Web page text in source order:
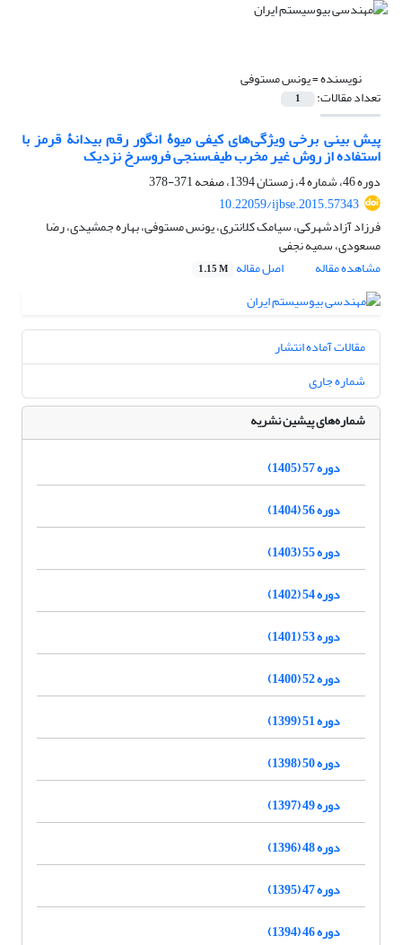
نویسنده =یونس مستوفی
تعداد مقالات: 1
پیش بینی برخی ویژگی‌های کیفی میوۀ انگور رقم بیدانۀ قرمز با
استفاده از روش غیر مخرب طیف‌سنجی فروسرخ نزدیک
دوره 46، شماره 4، زمستان 1394، صفحه
371-378
10.22059/ijbse.2015.57343
فرزاد آزادشهرکی، سیامک کلانتری، یونس مستوفی، بهاره جمشیدی، رضا
مسعودی، سمیه نجفی
مشاهده مقاله
اصل مقاله 1.15 M
مقالات آماده انتشار
شماره جاری
شماره‌های پیشین نشریه
دوره 57 (1405)
دوره 56 (1404)
دوره 55 (1403)
دوره 54 (1402)
دوره 53 (1401)
دوره 52 (1400)
دوره 51 (1399)
دوره 50 (1398)
دوره 49 (1397)
دوره 48 (1396)
دوره 47 (1395)
دوره 46 (1394)